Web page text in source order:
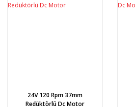
24V 120 Rpm 37mm
Redüktörlü Dc Motor